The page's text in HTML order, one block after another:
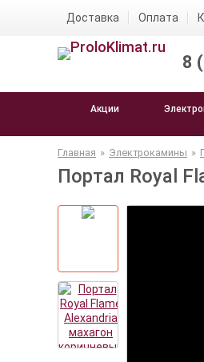
Доставка Оплата
8
Акции
Главная » Электрокамины »
Портал Royal